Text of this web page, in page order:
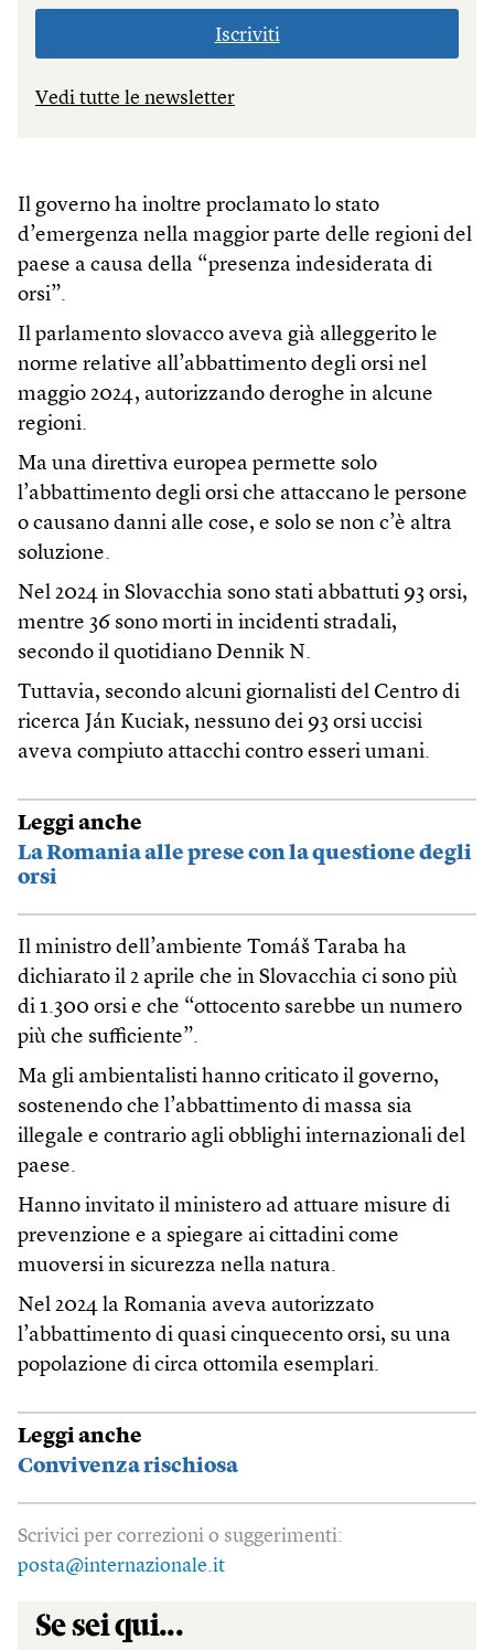
Iscriviti
Vedi tutte le newsletter
Il governo ha inoltre proclamato lo stato
d’emergenza nella maggior parte delle regioni del
paese a causa della “presenza indesiderata di
orsi”.
Il parlamento slovacco aveva già alleggerito le
norme relative all’abbattimento degli orsi nel
maggio 2024, autorizzando deroghe in alcune
regioni.
Ma una direttiva europea permette solo
l’abbattimento degli orsi che attaccano le persone
o causano danni alle cose, e solo se non c’è altra
soluzione.
Nel 2024 in Slovacchia sono stati abbattuti 93 orsi,
mentre 36 sono morti in incidenti stradali,
secondo il quotidiano Dennik N.
Tuttavia, secondo alcuni giornalisti del Centro di
ricerca Ján Kuciak, nessuno dei 93 orsi uccisi
aveva compiuto attacchi contro esseri umani.
Leggi anche
La Romania alle prese con la questione degli
orsi
Il ministro dell’ambiente Tomáš Taraba ha
dichiarato il 2 aprile che in Slovacchia ci sono più
di 1.300 orsi e che “ottocento sarebbe un numero
più che sufficiente”.
Ma gli ambientalisti hanno criticato il governo,
sostenendo che l’abbattimento di massa sia
illegale e contrario agli obblighi internazionali del
paese.
Hanno invitato il ministero ad attuare misure di
prevenzione e a spiegare ai cittadini come
muoversi in sicurezza nella natura.
Nel 2024 la Romania aveva autorizzato
l’abbattimento di quasi cinquecento orsi, su una
popolazione di circa ottomila esemplari.
Leggi anche
Convivenza rischiosa
Scrivici per correzioni o suggerimenti:
posta@internazionale.it